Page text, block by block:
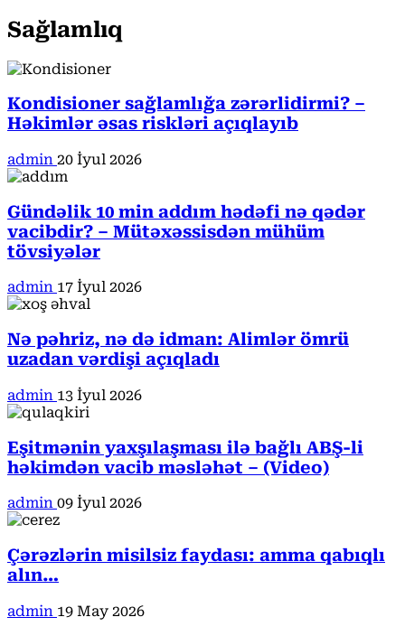
Sağlamlıq
Kondisioner sağlamlığa zərərlidirmi? –
Həkimlər əsas riskləri açıqlayıb
admin 20 İyul 2026
Gündəlik 10 min addım hədəfi nə qədər
vacibdir? – Mütəxəssisdən mühüm
tövsiyələr
admin 17 İyul 2026
Nə pəhriz, nə də idman: Alimlər ömrü
uzadan vərdişi açıqladı
admin 13 İyul 2026
Eşitmənin yaxşılaşması ilə bağlı ABŞ-li
həkimdən vacib məsləhət – (Video)
admin 09 İyul 2026
Çərəzlərin misilsiz faydası: amma qabıqlı
alın…
admin 19 May 2026